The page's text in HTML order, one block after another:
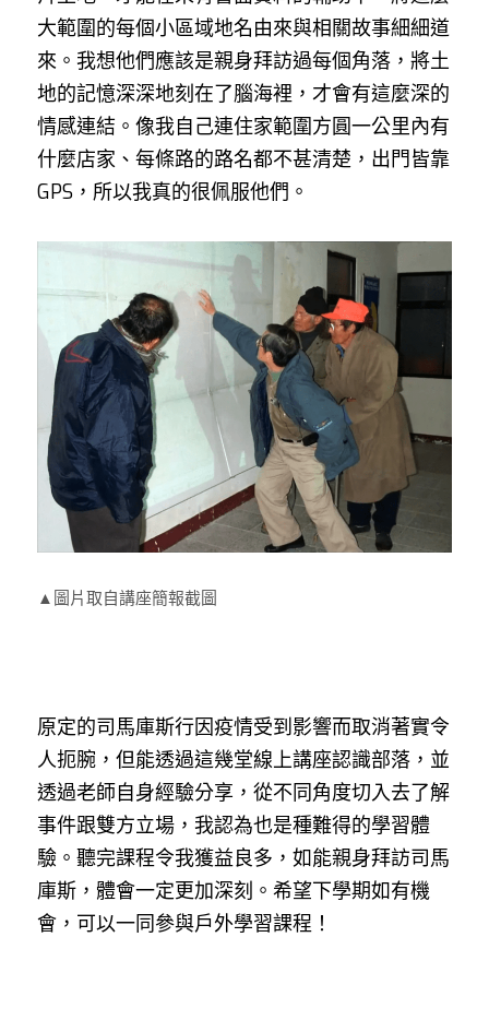
大範圍的每個小區域地名由來與相關故事細細道
來。我想他們應該是親身拜訪過每個角落，將土
地的記憶深深地刻在了腦海裡，才會有這麼深的
情感連結。像我自己連住家範圍方圓一公里內有
什麼店家、每條路的路名都不甚清楚，出門皆靠
GPS，所以我真的很佩服他們。
▲圖片取自講座簡報截圖
原定的司馬庫斯行因疫情受到影響而取消著實令
人扼腕，但能透過這幾堂線上講座認識部落，並
透過老師自身經驗分享，從不同角度切入去了解
事件跟雙方立場，我認為也是種難得的學習體
驗。聽完課程令我獲益良多，如能親身拜訪司馬
庫斯，體會一定更加深刻。希望下學期如有機
會，可以一同參與戶外學習課程！